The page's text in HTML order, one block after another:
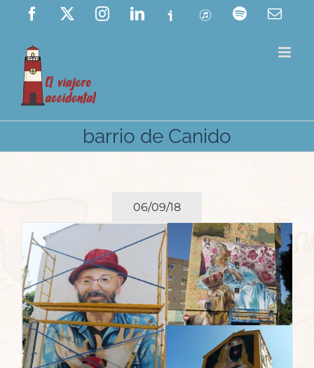
Saltar
contenido
Facebook InstagramLinkedIn
Ivoox ITunes Spotify
barrio de Canido
06/09/18